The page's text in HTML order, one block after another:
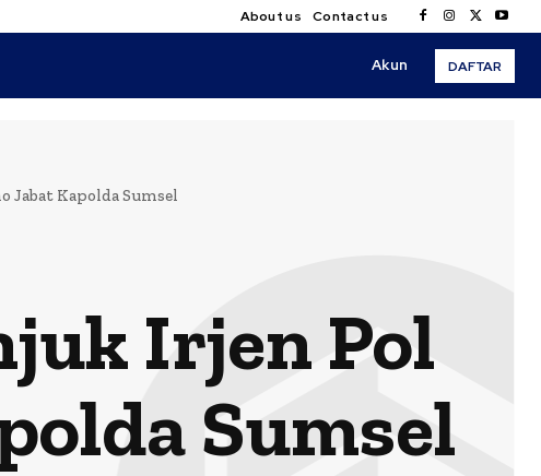
About us Contact us
Akun DAFTAR
Jabat Kapolda Sumsel
Irjen Pol
Sumsel